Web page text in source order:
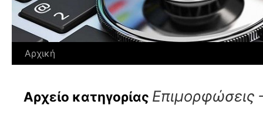
Αρχική
Αρχείο κατηγορίας Επιμορφώσεις